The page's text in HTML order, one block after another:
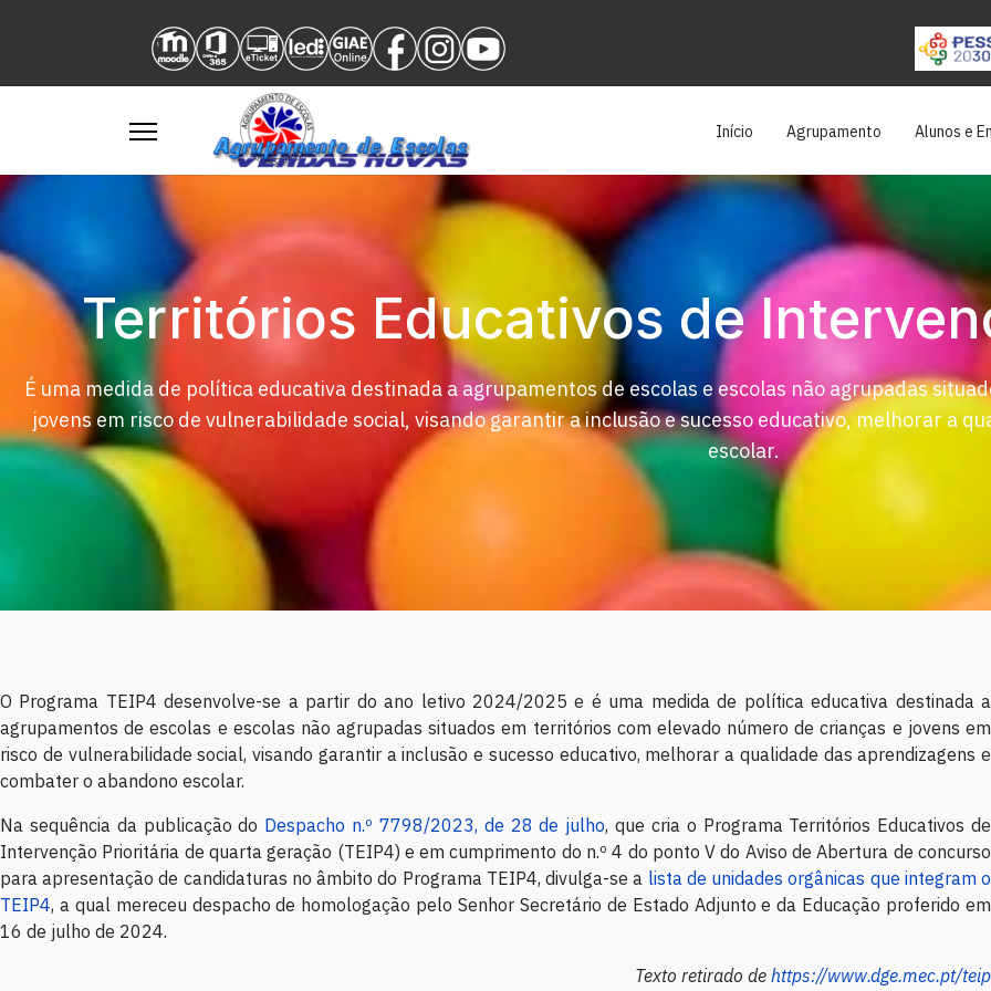
Início Agrupamento Alunos e
Territórios Educativos de
É uma medida de política educativa destinada a agrupamentos de escolas e escolas não agrupadas
jovens em risco de vulnerabilidade social, visando garantir a inclusão e sucesso educativo, melhorar a
escolar.
O Programa TEIP4 desenvolve-se a partir do ano letivo 2024/2025 e é uma medida de política educativa destinada a
agrupamentos de escolas e escolas não agrupadas situados em territórios com elevado número de crianças e jovens em
risco de vulnerabilidade social, visando garantir a inclusão e sucesso educativo, melhorar a qualidade das aprendizagens e
combater o abandono escolar.
Na sequência da publicação do Despacho n.º 7798/2023, de 28 de julho, que cria o Programa Territórios Educativos de
Intervenção Prioritária de quarta geração (TEIP4) e em cumprimento do n.º 4 do ponto V do Aviso de Abertura de concurso
para apresentação de candidaturas no âmbito do Programa TEIP4, divulga-se a lista de unidades orgânicas que integram o
TEIP4, a qual mereceu despacho de homologação pelo Senhor Secretário de Estado Adjunto e da Educação proferido em
16 de julho de 2024.
Texto retirado de https://www.dge.mec.pt/teip